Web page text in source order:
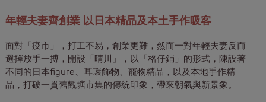
年輕夫妻齊創業 以日本精品及本土手作吸客
面對「疫市」，打工不易，創業更難，然而一對年輕夫妻反而
選擇放手一搏，開設「晴川」，以「格仔鋪」的形式，陳設著
不同的日本figure、耳環飾物、寵物精品，以及本地手作精
品，打破一貫舊觀塘市集的傳統印象，帶來朝氣與新景象。